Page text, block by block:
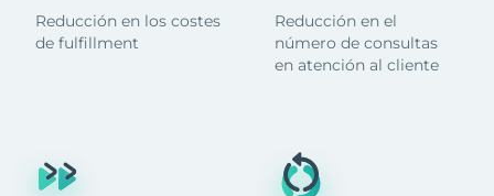
Reducción en los costes
de fulfillment
Reducción en el
número de consultas
en atención al cliente